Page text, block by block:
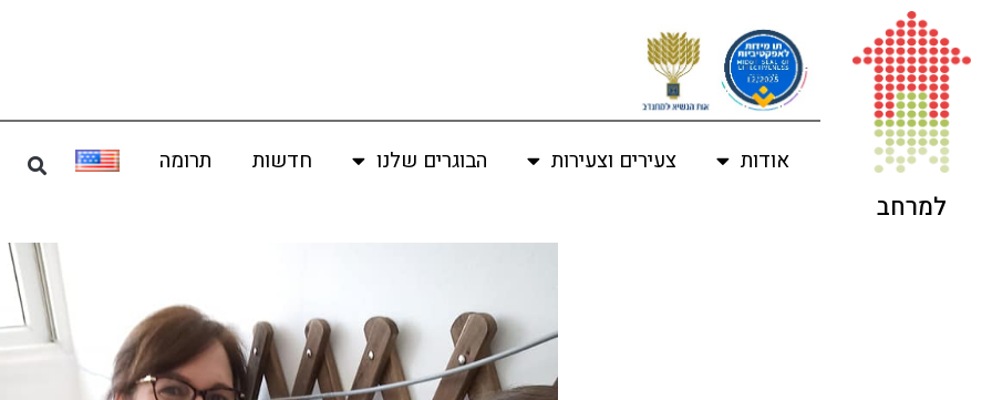
למרחב
אודות צעירים וצעירות הבוגרים שלנו חדשות תרומה